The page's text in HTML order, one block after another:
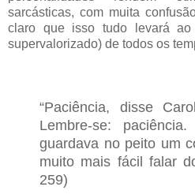
sarcásticas, com muita
claro que isso tudo levará
supervalorizado) de todos os
“Paciência, disse
Lembre-se:
guardava no peito um
muito mais fácil falar
259)